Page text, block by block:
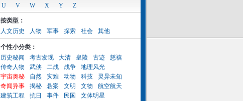
U
V W X Y Z
按类型：
人文历史
人物 军事 探索 社会 其他
个性小分类：
历史秘闻
考古发现 大清 皇陵 古迹
慈禧
传奇人物
武侠 二战 战争
地理风光
宇宙奥秘
自然 灾难 动物 科技
灵异未知
奇闻异事
揭秘 悬案 文明 文物
航空航天
建筑工程
抗日 事件 民国
文体明星